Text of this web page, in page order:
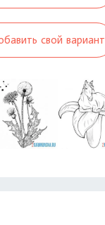
свой вариант